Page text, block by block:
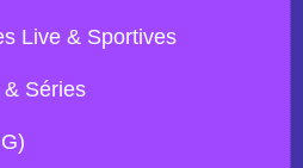
Live & Sportives
Séries